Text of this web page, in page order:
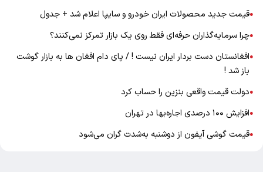
●قیمت جدید محصولات ایران خودرو و سایپا اعلام شد + جدول
●چرا سرمایه‌گذاران حرفه‌ای فقط روی یک بازار تمرکز نمی‌کنند؟
●افغانستان دست بردار ایران نیست ! / پای دام افغان ها به بازار گوشت
باز شد !
●دولت قیمت واقعی بنزین را حساب کرد
●افزایش ۱۰۰ درصدی اجاره‌بها در تهران
●قیمت گوشی آیفون از دوشنبه به‌شدت گران‌ می‌شود